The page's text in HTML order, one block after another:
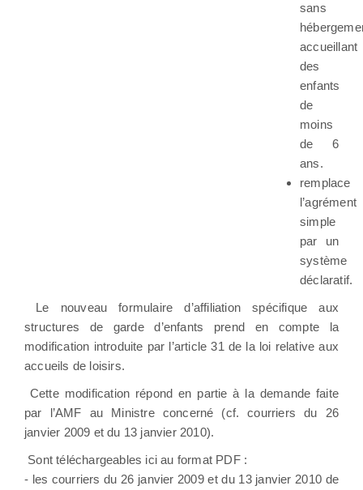
sans
accueillant
des
enfants
de
moins
de 6
ans.
remplace
l’agrément
simple
par un
système
déclaratif.
Le nouveau formulaire d’affiliation spécifique aux
structures de garde d’enfants prend en compte la
modification introduite par l’article 31 de la loi relative aux
accueils de loisirs.
Cette modification répond en partie à la demande faite
par l’AMF au Ministre concerné (cf. courriers du 26
janvier 2009 et du 13 janvier 2010).
Sont téléchargeables ici au format PDF :
- les courriers du 26 janvier 2009 et du 13 janvier 2010 de